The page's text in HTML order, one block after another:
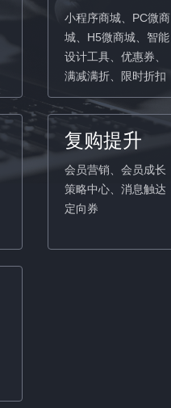
小程序商城、PC微商
城、H5微商城、智能
设计工具、优惠券、
满减满折、限时折扣
复购提升
会员营销、会员成长
策略中心、消息触达
定向券